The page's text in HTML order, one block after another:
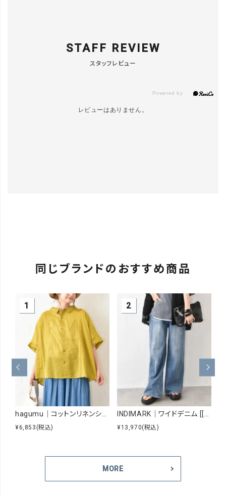
STAFF REVIEW
スタッフレビュー
レビューはありません。
同じブランドのおすすめ商品
hagumu｜コットンリネンシアーシャツ [[hag-229]][C]
¥6,853 (税込)
INDIMARK｜ワイドデニム [[WJ167]][C]
¥13,970(税込)
MORE